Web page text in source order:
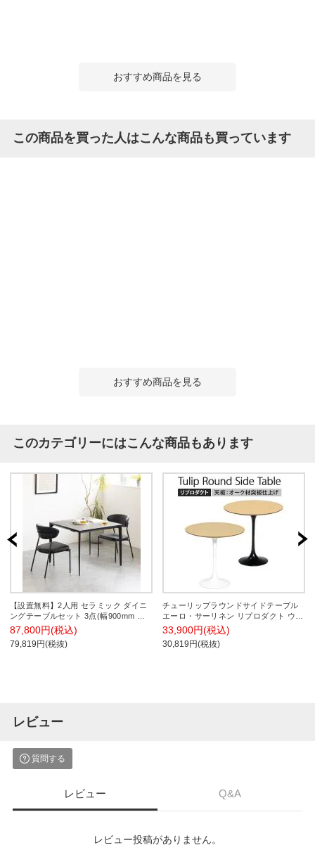
おすすめ商品を見る
この商品を買った人はこんな商品も買っています
おすすめ商品を見る
このカテゴリーにはこんな商品もあります
【設置無料】2人用 セラミック ダイニ
ングテーブルセット 3点(幅900mm 食
卓テーブル×1 食卓椅子×2) ORV コンセ
ント付き ダイニングチェア PUレザー
合皮
87,800円(税込)
79,819円(税抜)
チューリップラウンドサイドテーブル
エーロ・サーリネン リプロダクト ウッ
ド 直径520×高さ500mm 天板オーク材
突板仕上げ
33,900円(税込)
30,819円(税抜)
レビュー
質問する
レビュー Q&A
レビュー投稿がありません。